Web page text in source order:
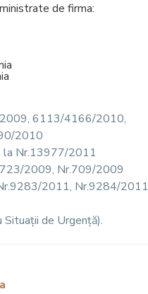
de firma:
6113/4166/2010,
2010
la Nr.13977/2011
2009, Nr.709/2009
2011, Nr.9284/2011
de Urgență).